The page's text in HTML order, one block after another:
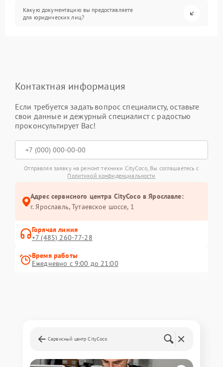
Какую документацию вы предоставляете
для юридических лиц?
Контактная информация
Если требуется задать вопрос специалисту, оставьте
свои данные и дежурный специалист с радостью
проконсультирует Вас!
Отправляя заявку на ремонт техники CityCoco, Вы соглашаетесь с
Политикой конфиденциальности
Адрес сервисного центра CityCoco в Ярославле:
г. Ярославль, Тутаевское шоссе, 1
Горячая линия
+7 (485) 260-77-28
Время работы
Ежедневно с 9:00 до 21:00
Сервисный центр CityCoco